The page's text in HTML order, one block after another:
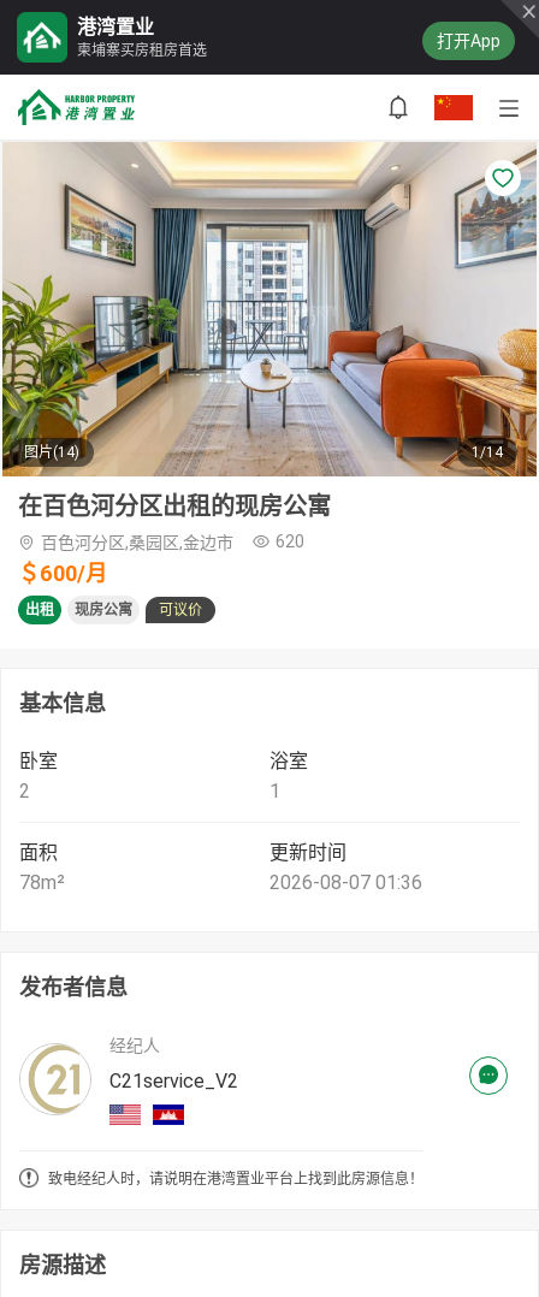
港湾置业
柬埔寨买房租房首选 打开App
图片(14) 1/14
在百色河分区出租的现房公寓
百色河分区,桑园区,金边市 620
＄600/月
出租 现房公寓 可议价
基本信息
卧室
2
浴室
1
面积
78m²
更新时间
2026-08-07 01:36
发布者信息
经纪人
C21service_V2
致电经纪人时，请说明在港湾置业平台上找到此房源信息！
房源描述